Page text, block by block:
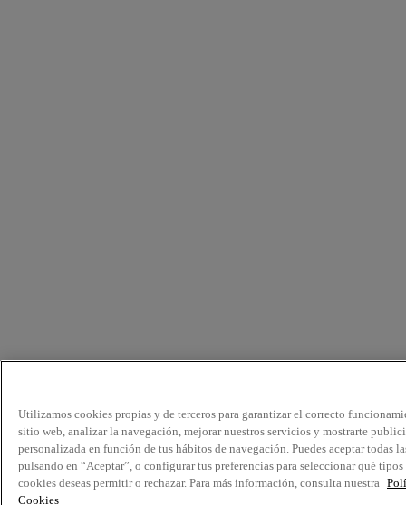
Utilizamos cookies propias y de terceros para garantizar el correcto
sitio web, analizar la navegación, mejorar nuestros servicios y mostrarte
personalizada en función de tus hábitos de navegación. Puedes aceptar todas
pulsando en “Aceptar”, o configurar tus preferencias para seleccionar qué tipos
cookies deseas permitir o rechazar. Para más información, consulta nuestra
Cookies